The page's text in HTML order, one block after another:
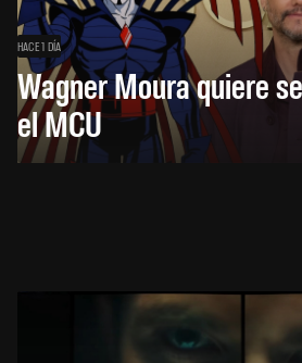
HACE 1 DÍA
Wagner Moura quiere
el MCU